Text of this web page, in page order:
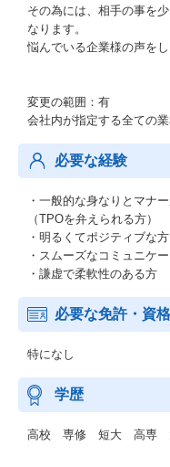
その為には、相手の事を
なります。
悩んでいる企業様の声を
変更の範囲：有
会社内が指定する全ての
必要な経験
・一般的な身なりとマナ
（TPOを弁えられる方）
・明るくてポジティブな方
・スムーズなコミュニケ
・謙虚で柔軟性のある方
必要な免許・資格
特になし
学歴
高校 専修 短大 高専